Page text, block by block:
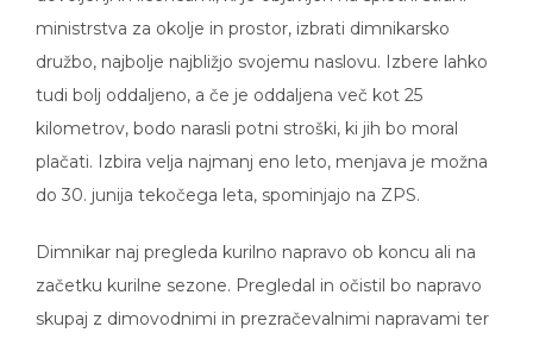
ministrstva za okolje in prostor, izbrati dimnikarsko
družbo, najbolje najbližjo svojemu naslovu. Izbere lahko
tudi bolj oddaljeno, a če je oddaljena več kot 25
kilometrov, bodo narasli potni stroški, ki jih bo moral
plačati. Izbira velja najmanj eno leto, menjava je možna
do 30. junija tekočega leta, spominjajo na ZPS.
začetku kurilne sezone. Pregledal in očistil bo napravo
skupaj z dimovodnimi in prezračevalnimi napravami ter